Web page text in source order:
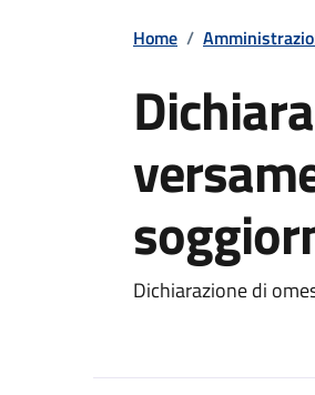
Home /
Dettagli
Dichiarazione di